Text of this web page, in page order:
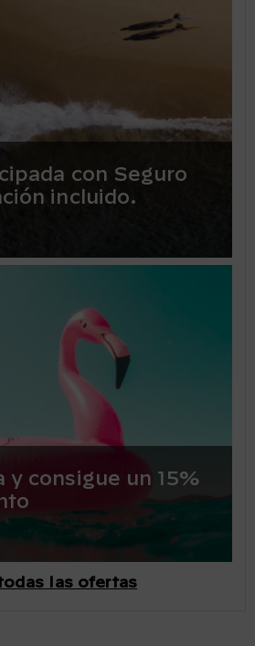
con Seguro
incluido.
y consigue un 15%
las ofertas